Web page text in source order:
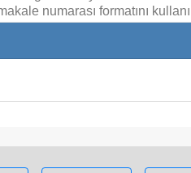
numarası formatını